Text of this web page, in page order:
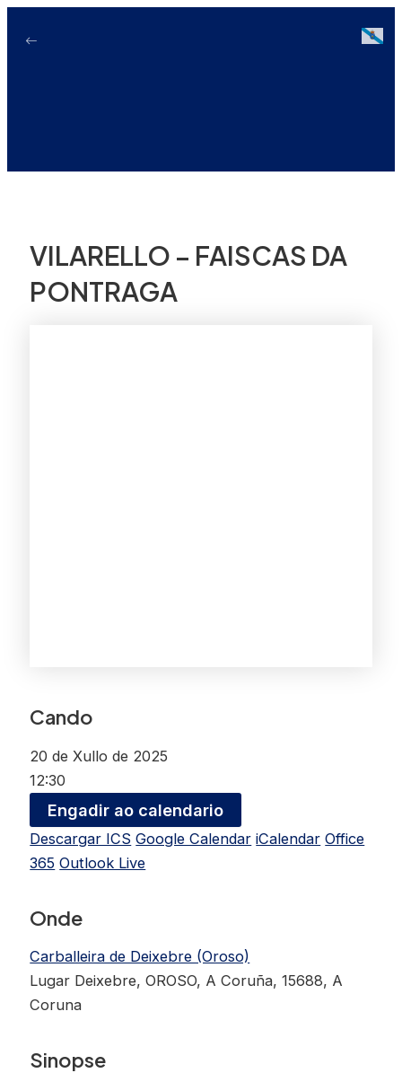
VILARELLO – FAISCAS DA
PONTRAGA
Cando
20 de Xullo de 2025
12:30
Engadir ao calendario
Descargar ICS Google Calendar iCalendar Office
365 Outlook Live
Onde
Carballeira de Deixebre (Oroso)
Lugar Deixebre, OROSO, A Coruña, 15688, A
Coruna
Sinopse